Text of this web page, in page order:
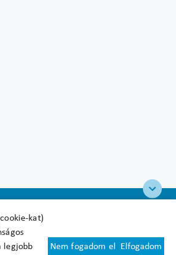
kat)
legjobb
Nem fogadom el Elfogadom
feltételek